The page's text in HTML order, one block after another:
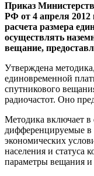
Приказ
РФ от 4 апреля 2012
расчета размера
осуществлять
вещание,
Утверждена
единовременной
спутникового
радиочастот. Оно
Методика включает в
дифференцируемые в
экономических
населения и статуса
параметры вещания и